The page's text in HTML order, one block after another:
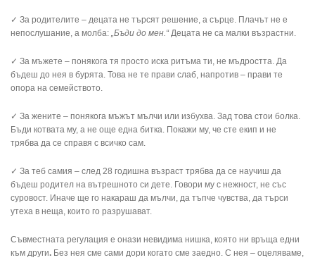
✓ За родителите – децата не търсят решение, а сърце. Плачът не е
непослушание, а молба: „Бъди до мен.“Децата не са малки възрастни.
✓ За мъжете – понякога тя просто иска ритъма ти, не мъдростта. Да
бъдеш до нея в бурята. Това не те прави слаб, напротив – прави те
опора на семейството.
✓ За жените – понякога мъжът мълчи или избухва. Зад това стои болка.
Бъди котвата му, а не още една битка. Покажи му, че сте екип и не
трябва да се справя с всичко сам.
✓ За теб самия – след 28 годишна възраст трябва да се научиш да
бъдеш родител на вътрешното си дете. Говори му с нежност, не със
суровост. Иначе ще го накараш да мълчи, да тъпче чувства, да търси
утеха в неща, които го разрушават.
Съвместната регулация е онази невидима нишка, която ни връща едни
към други. Без нея сме сами дори когато сме заедно. С нея – оцеляваме,